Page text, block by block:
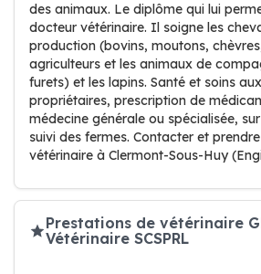
des animaux. Le diplôme qui lui
docteur vétérinaire. Il soigne les
production (bovins, moutons,
agriculteurs et les animaux de
furets) et les lapins. Santé et soins
propriétaires, prescription de
médecine générale ou spécialisée,
suivi des fermes. Contacter et
vétérinaire à Clermont-Sous-Huy
Prestations de vétérinaire
Vétérinaire SCSPRL